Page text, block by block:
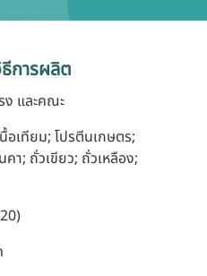
การผลิต
และคณะ
อเทียม; โปรตีนเกษตร;
า; ถั่วเขียว; ถั่วเหลือง;